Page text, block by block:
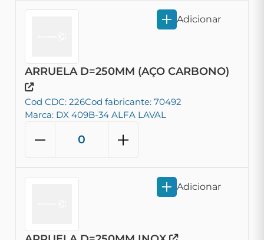
ARRUELA D=250MM (AÇO CARBONO)
Cod CDC: 226Cod fabricante: 70492
Marca: DX 409B-34 ALFA LAVAL
Adicionar
Adicionar